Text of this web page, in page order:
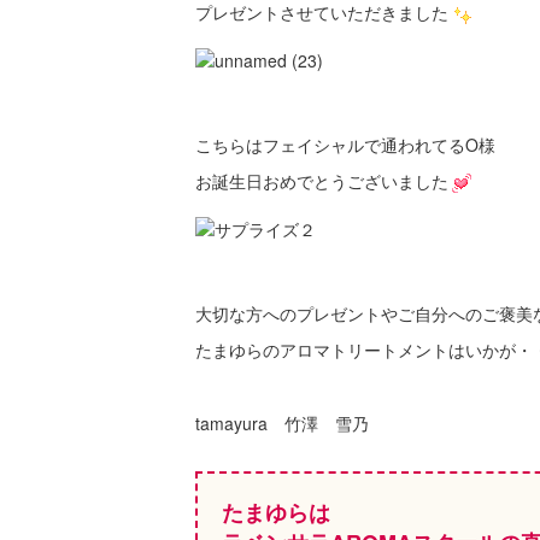
プレゼントさせていただきました
こちらはフェイシャルで通われてるO様
お誕生日おめでとうございました
大切な方へのプレゼントやご自分へのご褒美
たまゆらのアロマトリートメントはいかが・
tamayura 竹澤 雪乃
たまゆらは